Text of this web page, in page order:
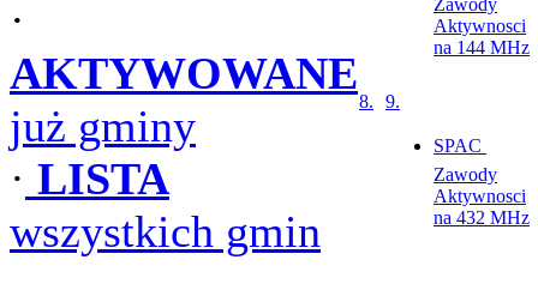
·
AKTYWOWANE
już gminy
· LISTA
wszystkich gmin
Zawody
Aktywnosci
na 144 MHz
8. 9.
SPAC 
Zawody
Aktywnosci
na 432 MHz